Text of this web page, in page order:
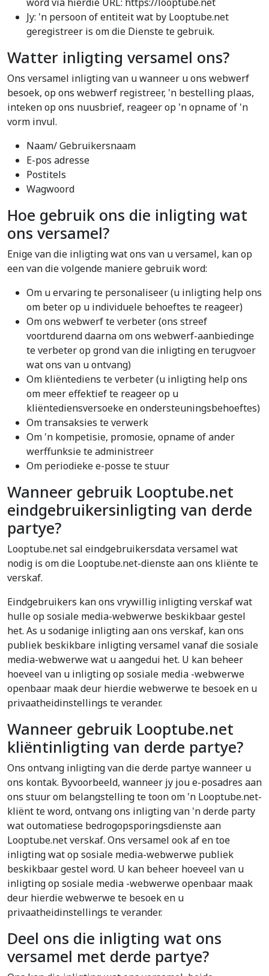
Jy: 'n persoon of entiteit wat by Looptube.net
geregistreer is om die Dienste te gebruik.
Watter inligting versamel ons?
Ons versamel inligting van u wanneer u ons webwerf
besoek, op ons webwerf registreer, 'n bestelling plaas,
inteken op ons nuusbrief, reageer op 'n opname of 'n
vorm invul.
Naam/ Gebruikersnaam
E-pos adresse
Postitels
Wagwoord
Hoe gebruik ons die inligting wat
ons versamel?
Enige van die inligting wat ons van u versamel, kan op
een van die volgende maniere gebruik word:
Om u ervaring te personaliseer (u inligting help ons
om beter op u individuele behoeftes te reageer)
Om ons webwerf te verbeter (ons streef
voortdurend daarna om ons webwerf-aanbiedinge
te verbeter op grond van die inligting en terugvoer
wat ons van u ontvang)
Om kliëntediens te verbeter (u inligting help ons
om meer effektief te reageer op u
kliëntediensversoeke en ondersteuningsbehoeftes)
Om transaksies te verwerk
Om 'n kompetisie, promosie, opname of ander
werffunksie te administreer
Om periodieke e-posse te stuur
Wanneer gebruik Looptube.net
eindgebruikersinligting van derde
partye?
Looptube.net sal eindgebruikersdata versamel wat
nodig is om die Looptube.net-dienste aan ons kliënte te
verskaf.
Eindgebruikers kan ons vrywillig inligting verskaf wat
hulle op sosiale media-webwerwe beskikbaar gestel
het. As u sodanige inligting aan ons verskaf, kan ons
publiek beskikbare inligting versamel vanaf die sosiale
media-webwerwe wat u aangedui het. U kan beheer
hoeveel van u inligting op sosiale media -webwerwe
openbaar maak deur hierdie webwerwe te besoek en u
privaatheidinstellings te verander.
Wanneer gebruik Looptube.net
kliëntinligting van derde partye?
Ons ontvang inligting van die derde partye wanneer u
ons kontak. Byvoorbeeld, wanneer jy jou e-posadres aan
ons stuur om belangstelling te toon om 'n Looptube.net-
kliënt te word, ontvang ons inligting van 'n derde party
wat outomatiese bedrogopsporingsdienste aan
Looptube.net verskaf. Ons versamel ook af en toe
inligting wat op sosiale media-webwerwe publiek
beskikbaar gestel word. U kan beheer hoeveel van u
inligting op sosiale media -webwerwe openbaar maak
deur hierdie webwerwe te besoek en u
privaatheidinstellings te verander.
Deel ons die inligting wat ons
versamel met derde partye?